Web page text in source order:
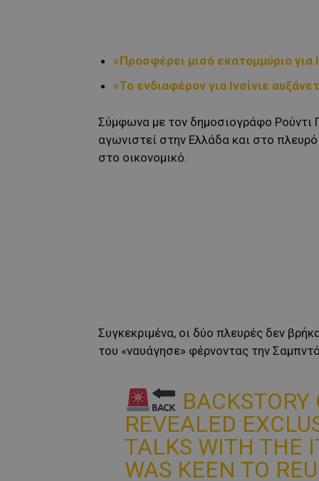
«Προσφέρει μισό εκατομμύριο για
«Το ενδιαφέρον για Ινσίνιε
Σύμφωνα με τον δημοσιογράφο Ρούντι
αγωνιστεί στην Ελλάδα και στο
στο οικονομικό.
Συγκεκριμένα, οι δύο πλευρές δεν
του «ναυάγησε» φέρνοντας την
REVEALED
TALKS WITH THE
WAS KEEN TO